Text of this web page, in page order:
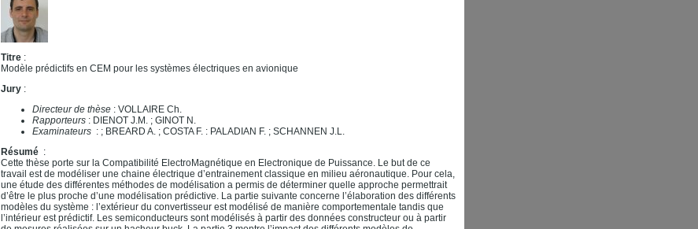
Titre :
Modèle prédictifs en CEM pour les systèmes électriques en avionique
Jury :
Directeur de thèse : VOLLAIRE Ch.
Rapporteurs : DIENOT J.M. ; GINOT N.
Examinateurs : ; BREARD A. ; COSTA F. : PALADIAN F. ; SCHANNEN J.L.
Résumé :
Cette thèse porte sur la Compatibilité ElectroMagnétique en Electronique de Puissance. Le but de ce
travail est de modéliser une chaine électrique d’entrainement classique en milieu aéronautique. Pour cela,
une étude des différentes méthodes de modélisation a permis de déterminer quelle approche permettrait
d’être le plus proche d’une modélisation prédictive. La partie suivante concerne l’élaboration des différents
modèles du système : l’extérieur du convertisseur est modélisé de manière comportementale tandis que
l’intérieur est prédictif. Les semiconducteurs sont modélisés à partir des données constructeur ou à partir